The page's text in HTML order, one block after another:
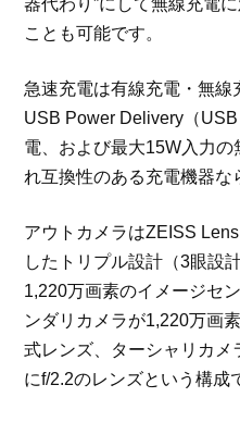
ことも可能です。
急速充電は有線充電・無線
USB Power Delivery（
電、および最大15W入力
れ互換性のある充電機器な
アウトカメラはZEISS
したトリプル設計（3眼設
1,220万画素のイメージセ
ンダリカメラが1,220万画
式レンズ、ターシャリカメ
にf/2.2のレンズという構成